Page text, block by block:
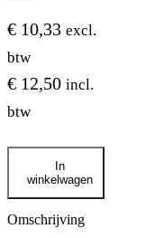
€ 10,33 excl.
btw
€ 12,50 incl.
btw
Dashboard
klompjes
New
Holland
In
winkelwagen
Omschrijving